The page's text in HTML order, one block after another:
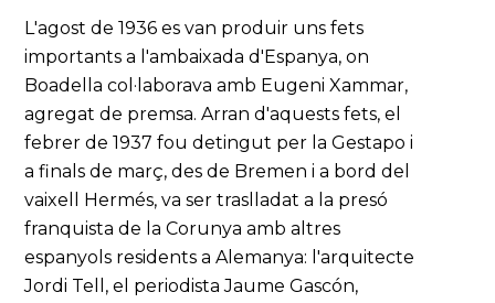
L'agost de 1936 es van produir uns fets
importants a l'ambaixada d'Espanya, on
Boadella col·laborava amb Eugeni Xammar,
agregat de premsa. Arran d'aquests fets, el
febrer de 1937 fou detingut per la Gestapo i
a finals de març, des de Bremen i a bord del
vaixell Hermés, va ser traslladat a la presó
franquista de la Corunya amb altres
espanyols residents a Alemanya: l'arquitecte
Jordi Tell, el periodista Jaume Gascón,